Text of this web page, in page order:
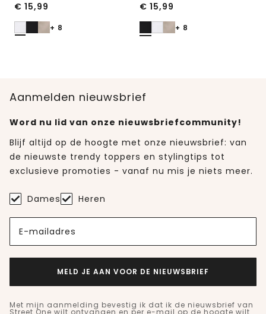
€ 15,99
+ 8
€ 15,99
+ 8
Aanmelden nieuwsbrief
Word nu lid van onze nieuwsbriefcommunity!
Blijf altijd op de hoogte met onze nieuwsbrief: van
de nieuwste trendy toppers en stylingtips tot
exclusieve promoties - vanaf nu mis je niets meer.
Dames Heren
E-mailadres
MELD JE AAN VOOR DE NIEUWSBRIEF
Met mijn aanmelding bevestig ik dat ik de nieuwsbrief van